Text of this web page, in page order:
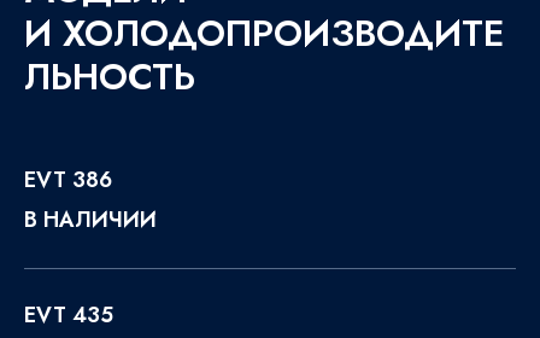
И ХОЛОДОПРОИЗВОДИТЕ
ЛЬНОСТЬ
EVT 386
В НАЛИЧИИ
EVT 435